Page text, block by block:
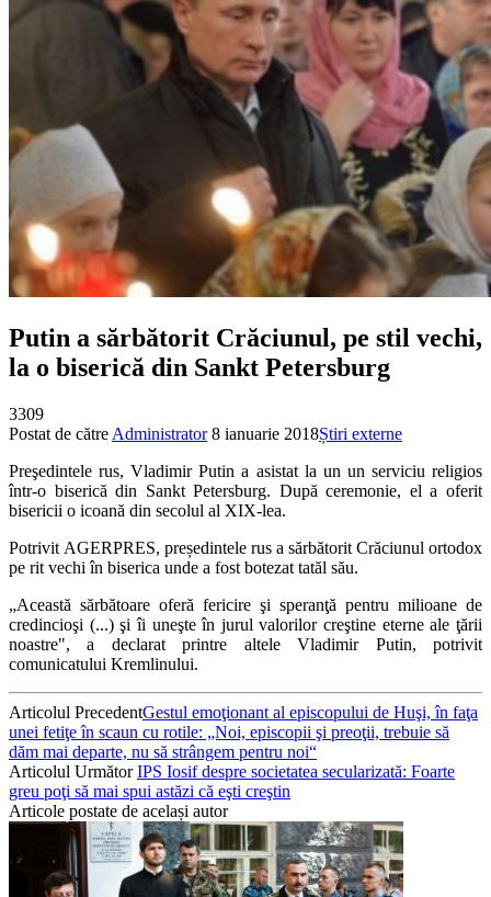
Putin a sărbătorit Crăciunul, pe stil vechi,
la o biserică din Sankt Petersburg
3309
Postat de către Administrator 8 ianuarie 2018Știri externe
Preşedintele rus, Vladimir Putin a asistat la un un serviciu religios
într-o biserică din Sankt Petersburg. După ceremonie, el a oferit
bisericii o icoană din secolul al XIX-lea.
Potrivit AGERPRES, președintele rus a sărbătorit Crăciunul ortodox
pe rit vechi în biserica unde a fost botezat tatăl său.
„Această sărbătoare oferă fericire şi speranţă pentru milioane de
credincioşi (...) şi îi uneşte în jurul valorilor creştine eterne ale ţării
noastre", a declarat printre altele Vladimir Putin, potrivit
comunicatului Kremlinului.
Articolul PrecedentGestul emoţionant al episcopului de Huşi, în faţa
unei fetiţe în scaun cu rotile: „Noi, episcopii şi preoţii, trebuie să
dăm mai departe, nu să strângem pentru noi“
Articolul UrmătorIPS Iosif despre societatea secularizată: Foarte
greu poţi să mai spui astăzi că eşti creştin
Articole postate de același autor